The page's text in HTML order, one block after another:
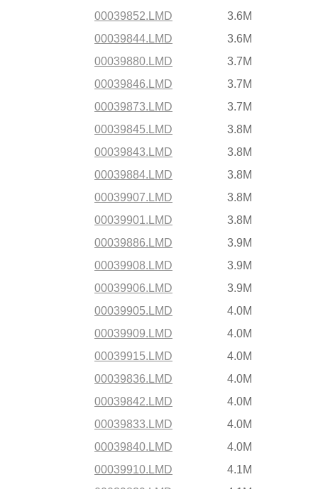
00039852.LMD
3.6M
00039844.LMD
3.6M
00039880.LMD
3.7M
00039846.LMD
3.7M
00039873.LMD
3.7M
00039845.LMD
3.8M
00039843.LMD
3.8M
00039884.LMD
3.8M
00039907.LMD
3.8M
00039901.LMD
3.8M
00039886.LMD
3.9M
00039908.LMD
3.9M
00039906.LMD
3.9M
00039905.LMD
4.0M
00039909.LMD
4.0M
00039915.LMD
4.0M
00039836.LMD
4.0M
00039842.LMD
4.0M
00039833.LMD
4.0M
00039840.LMD
4.0M
00039910.LMD
4.1M